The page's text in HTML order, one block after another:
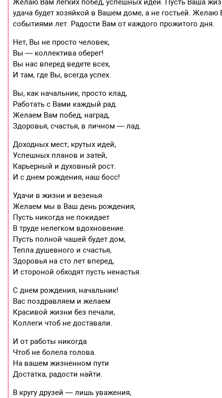
Желаю Вам легких побед, успешных идей. Пусть Ваша
удача будет хозяйкой в Вашем доме, а не гостьей.
событиями лет. Радости Вам от каждого прожитого дня.
Нет, Вы не просто человек,
Вы — коллектива оберег!
Вы нас вперед ведете всех,
И там, где Вы, всегда успех.
Вы, как начальник, просто клад,
Работать с Вами каждый рад.
Желаем Вам побед, наград,
Здоровья, счастья, в личном — лад.
Доходных мест, крутых идей,
Успешных планов и затей,
Карьерный и духовный рост.
И с днем рождения, наш босс!
Удачи в жизни и везенья
Желаем мы в Ваш день рождения,
Пусть никогда не покидает
В труде нелегком вдохновение.
Пусть полной чашей будет дом,
Тепла душевного и счастья,
Здоровья на сто лет вперед,
И стороной обходят пусть ненастья.
С днем рождения, начальник!
Вас поздравляем и желаем
Красивой жизни без печали,
Коллеги чтоб не доставали.
И от работы никогда
Чтоб не болела голова.
На вашем жизненном пути
Достатка, радости найти.
В кругу друзей — лишь уважения,